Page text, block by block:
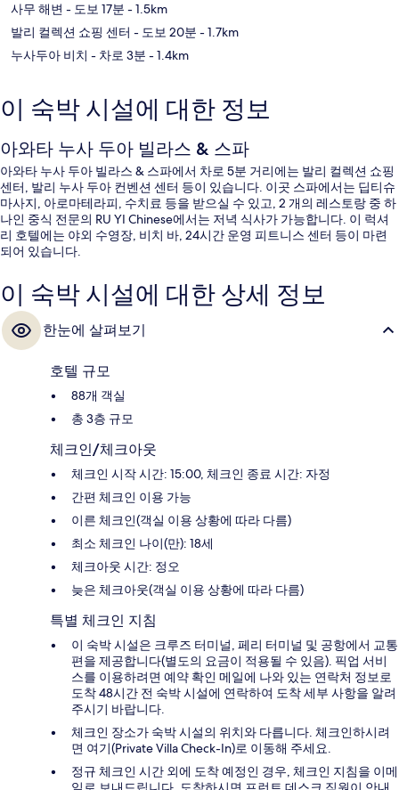
사무 해변 - 도보 17분 - 1.5km
발리 컬렉션 쇼핑 센터 - 도보 20분 - 1.7km
누사두아 비치 - 차로 3분 - 1.4km
이 숙박 시설에 대한 정보
아와타 누사 두아 빌라스 & 스파
아와타 누사 두아 빌라스 & 스파에서 차로 5분 거리에는 발리 컬렉션 쇼핑
센터, 발리 누사 두아 컨벤션 센터 등이 있습니다. 이곳 스파에서는 딥티슈
마사지, 아로마테라피, 수치료 등을 받으실 수 있고, 2 개의 레스토랑 중 하
나인 중식 전문의 RU YI Chinese에서는 저녁 식사가 가능합니다. 이 럭셔
리 호텔에는 야외 수영장, 비치 바, 24시간 운영 피트니스 센터 등이 마련
되어 있습니다.
이 숙박 시설에 대한 상세 정보
한눈에 살펴보기
호텔 규모
88개 객실
총 3층 규모
체크인/체크아웃
체크인 시작 시간: 15:00, 체크인 종료 시간: 자정
간편 체크인 이용 가능
이른 체크인(객실 이용 상황에 따라 다름)
최소 체크인 나이(만): 18세
체크아웃 시간: 정오
늦은 체크아웃(객실 이용 상황에 따라 다름)
특별 체크인 지침
이 숙박 시설은 크루즈 터미널, 페리 터미널 및 공항에서 교통
편을 제공합니다(별도의 요금이 적용될 수 있음). 픽업 서비
스를 이용하려면 예약 확인 메일에 나와 있는 연락처 정보로
도착 48시간 전 숙박 시설에 연락하여 도착 세부 사항을 알려
주시기 바랍니다.
체크인 장소가 숙박 시설의 위치와 다릅니다. 체크인하시려
면 여기(Private Villa Check-In)로 이동해 주세요.
정규 체크인 시간 외에 도착 예정인 경우, 체크인 지침을 이메